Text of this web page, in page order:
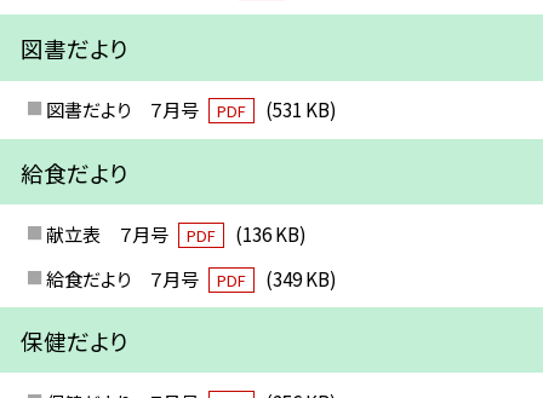
図書だより
図書だより ７月号 PDF (531 KB)
給食だより
献立表 ７月号 PDF
(136 KB)
給食だより ７月号
PDF (349 KB)
保健だより